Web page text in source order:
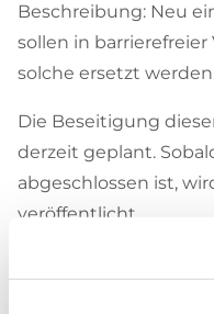
Beschreibung: Neu
sollen in
solche ersetzt
Die Beseitigung
derzeit geplant.
abgeschlossen ist,
veröffentlicht.
Wen können
oder Fragen